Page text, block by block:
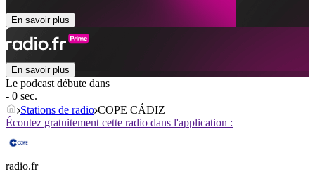
En savoir plus
En savoir plus
Le podcast débute dans
- 0 sec.
Stations de radio COPE CÁDIZ
Écoutez gratuitement cette radio dans l'application :
radio.fr